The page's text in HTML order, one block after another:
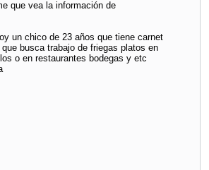
que vea la información de
un chico de 23 años que tiene carnet
busca trabajo de friegas platos en
o en restaurantes bodegas y etc